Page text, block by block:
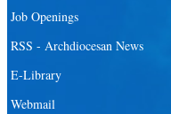
Job Openings
RSS - Archdiocesan News
E-Library
Webmail